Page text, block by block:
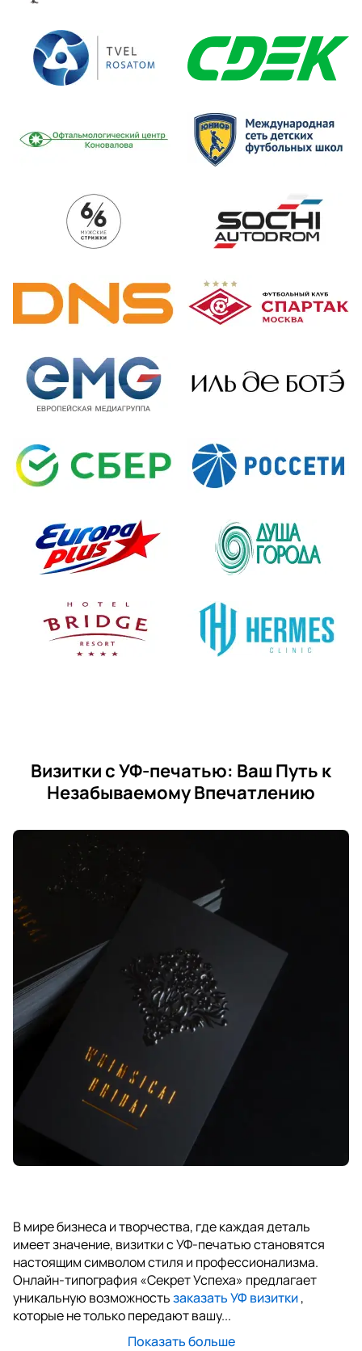
Визитки с УФ-печатью: Ваш Путь к
Незабываемому Впечатлению
В мире бизнеса и творчества, где каждая деталь
имеет значение, визитки с УФ-печатью становятся
настоящим символом стиля и профессионализма.
Онлайн-типография «Секрет Успеха» предлагает
уникальную возможностьзаказать УФ визитки,
которые не только передают вашу...
Показать больше